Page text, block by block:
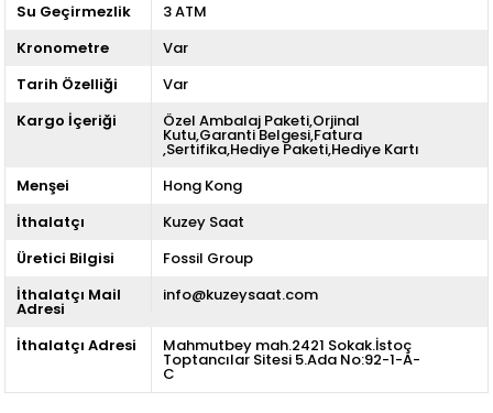
Su Geçirmezlik
3 ATM
Kronometre
Var
Tarih Özelliği
Var
Kargo İçeriği
Özel Ambalaj Paketi,Orjinal
Kutu,Garanti Belgesi,Fatura
,Sertifika,Hediye Paketi,Hediye Kartı
Menşei
Hong Kong
İthalatçı
Kuzey Saat
Üretici Bilgisi
Fossil Group
İthalatçı Mail
Adresi
info@kuzeysaat.com
İthalatçı Adresi Mahmutbey mah.2421 Sokak.İstoç
Toptancılar Sitesi 5.Ada No:92-1-A-
C